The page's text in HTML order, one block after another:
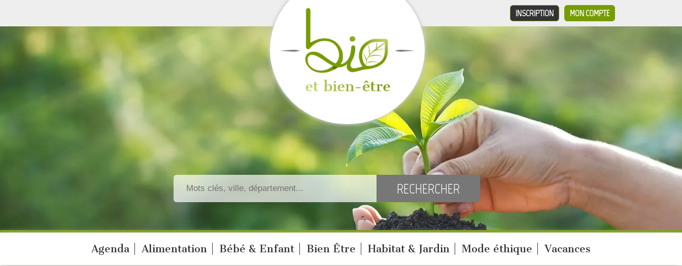
MON COMPTE
INSCRIPTION
Agenda Alimentation Bébé & Enfant Bien Être Habitat & Jardin Mode éthique Vacances